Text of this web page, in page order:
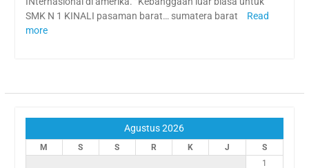
SMK N 1 KINALI pasaman barat… sumatera barat
Read
more
Agustus 2026
M S S R K J
S
1